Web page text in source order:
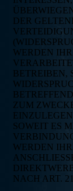
DER
WERDEN
BETREIBEN,
ZUM
SOWEIT ES
WERDEN
NACH ART.